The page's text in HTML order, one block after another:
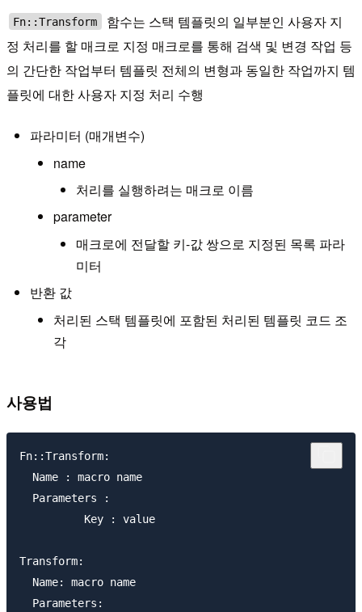
Fn::Transform
함수는 스택 템플릿의 일부분인 사용자 지
정 처리를 할 매크로 지정 매크로를 통해 검색 및 변경 작업 등
의 간단한 작업부터 템플릿 전체의 변형과 동일한 작업까지 템
플릿에 대한 사용자 지정 처리 수행
파라미터 (매개변수)
name
처리를 실행하려는 매크로 이름
parameter
매크로에 전달할 키-값 쌍으로 지정된 목록 파라
미터
반환 값
처리된 스택 템플릿에 포함된 처리된 템플릿 코드 조
각
사용법
Fn::Transform:
  Name : macro name
  Parameters :
          Key : value
Transform:
  Name: macro name
  Parameters: